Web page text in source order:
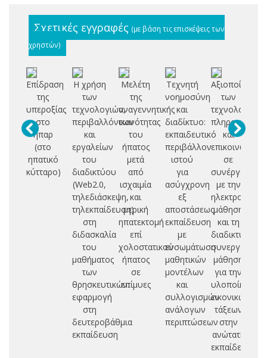
Σχετικές εγγραφές (με βάση τις επισκέψεις των
χρηστών)
Επίδραση
της
υπεροξίας
στο
ήπαρ
(στο
ηπατικό
κύτταρο)
Η χρήση
των
τεχνολογιών,
περιβαλλόντων
και
εργαλείων
του
διαδικτύου
(Web2.0,
τηλεδιάσκεψη,
τηλεκπαίδευση)
στη
διδασκαλία
του
μαθήματος
των
θρησκευτικών:
εφαρμογή
στη
δευτεροβάθμια
εκπαίδευση
Μελέτη
της
αναγεννητικής
ικανότητας
του
ήπατος
μετά
από
ισχαιμία
και
μερική
ηπατεκτομή
επί
χολοστατικού
ήπατος
σε
επίμυες
Τεχνητή
νοημοσύνη
και
διαδίκτυο:
εκπαιδευτικό
περιβάλλον
ιστού
για
ασύγχρονη
εξ
αποστάσεως
εκπαίδευση
με
ενσωμάτωση
μαθητικών
μοντέλων
και
συλλογισμών
ανάλογων
περιπτώσεων
Αξιοποίηση
των
τεχνολογιών
πληροφορίας
και
επικοινωνιών
σε
συνέργεια
με την
ηλεκτρονική
μάθηση
και τη
διαδικτυακή
συνεργατική
μάθηση
για την
υλοποίηση
εικονικών
τάξεων
στην
ανώτατη
εκπαίδευση